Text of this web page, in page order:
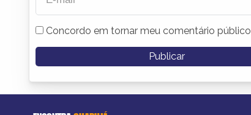
Concordo em tornar meu comentário público